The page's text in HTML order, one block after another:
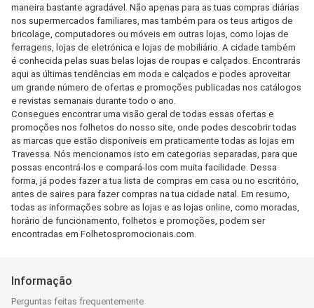
maneira bastante agradável. Não apenas para as tuas compras diárias
nos supermercados familiares, mas também para os teus artigos de
bricolage, computadores ou móveis em outras lojas, como lojas de
ferragens, lojas de eletrónica e lojas de mobiliário. A cidade também
é conhecida pelas suas belas lojas de roupas e calçados. Encontrarás
aqui as últimas tendências em moda e calçados e podes aproveitar
um grande número de ofertas e promoções publicadas nos catálogos
e revistas semanais durante todo o ano.
Consegues encontrar uma visão geral de todas essas ofertas e
promoções nos folhetos do nosso site, onde podes descobrir todas
as marcas que estão disponíveis em praticamente todas as lojas em
Travessa. Nós mencionamos isto em categorias separadas, para que
possas encontrá-los e compará-los com muita facilidade. Dessa
forma, já podes fazer a tua lista de compras em casa ou no escritório,
antes de saires para fazer compras na tua cidade natal. Em resumo,
todas as informações sobre as lojas e as lojas online, como moradas,
horário de funcionamento, folhetos e promoções, podem ser
encontradas em Folhetospromocionais.com.
Informação
Perguntas feitas frequentemente